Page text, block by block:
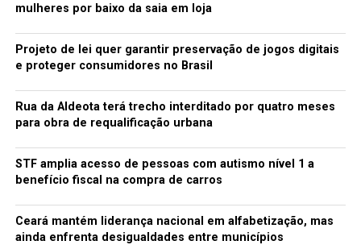
mulheres por baixo da saia em loja
Projeto de lei quer garantir preservação de jogos digitais
e proteger consumidores no Brasil
Rua da Aldeota terá trecho interditado por quatro meses
para obra de requalificação urbana
STF amplia acesso de pessoas com autismo nível 1 a
benefício fiscal na compra de carros
Ceará mantém liderança nacional em alfabetização, mas
ainda enfrenta desigualdades entre municípios